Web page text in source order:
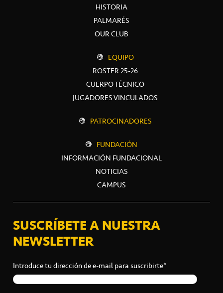
HISTORIA
PALMARÉS
OUR CLUB
EQUIPO
ROSTER 25-26
CUERPO TÉCNICO
JUGADORES VINCULADOS
PATROCINADORES
FUNDACIÓN
INFORMACIÓN FUNDACIONAL
NOTICIAS
CAMPUS
SUSCRÍBETE A NUESTRA
NEWSLETTER
Introduce tu dirección de e-mail para suscribirte*